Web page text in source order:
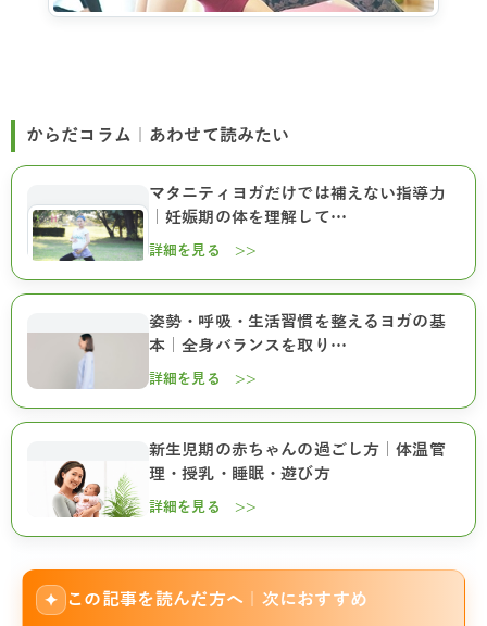
からだコラム｜あわせて読みたい
マタニティヨガだけでは補えない指導力
｜妊娠期の体を理解して…
詳細を見る >>
姿勢・呼吸・生活習慣を整えるヨガの基
本｜全身バランスを取り…
詳細を見る >>
新生児期の赤ちゃんの過ごし方｜体温管
理・授乳・睡眠・遊び方
詳細を見る >>
✦ この記事を読んだ方へ｜次におすすめ